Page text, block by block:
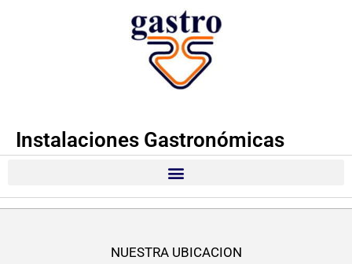
Instalaciones Gastronómicas
NUESTRA UBICACION